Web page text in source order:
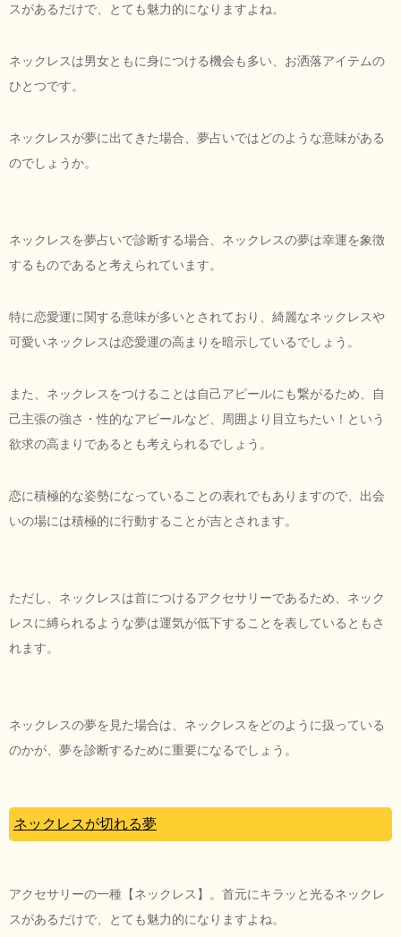
スがあるだけで、とても魅力的になりますよね。
ネックレスは男女ともに身につける機会も多い、お洒落アイテムの
ひとつです。
ネックレスが夢に出てきた場合、夢占いではどのような意味がある
のでしょうか。
ネックレスを夢占いで診断する場合、ネックレスの夢は幸運を象徴
するものであると考えられています。
特に恋愛運に関する意味が多いとされており、綺麗なネックレスや
可愛いネックレスは恋愛運の高まりを暗示しているでしょう。
また、ネックレスをつけることは自己アピールにも繋がるため、自
己主張の強さ・性的なアピールなど、周囲より目立ちたい！という
欲求の高まりであるとも考えられるでしょう。
恋に積極的な姿勢になっていることの表れでもありますので、出会
いの場には積極的に行動することが吉とされます。
ただし、ネックレスは首につけるアクセサリーであるため、ネック
レスに縛られるような夢は運気が低下することを表しているともさ
れます。
ネックレスの夢を見た場合は、ネックレスをどのように扱っている
のかが、夢を診断するために重要になるでしょう。
ネックレスが切れる夢
アクセサリーの一種【ネックレス】。首元にキラッと光るネックレ
スがあるだけで、とても魅力的になりますよね。